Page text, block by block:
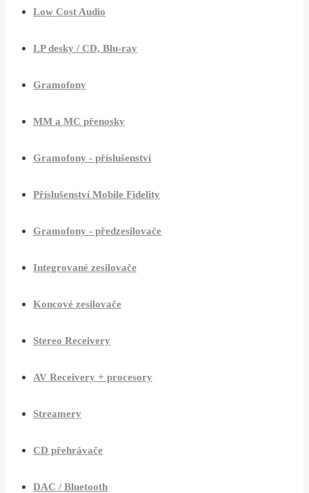
Low Cost Audio
LP desky / CD, Blu-ray
Gramofony
MM a MC přenosky
Gramofony - příslušenství
Příslušenství Mobile Fidelity
Gramofony - předzesilovače
Integrované zesilovače
Koncové zesilovače
Stereo Receivery
AV Receivery + procesory
Streamery
CD přehrávače
DAC / Bluetooth